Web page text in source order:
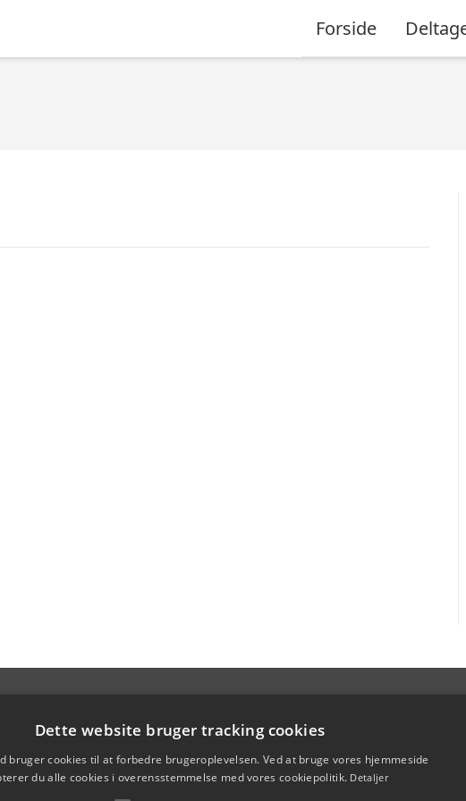
Forside
Dette website bruger tracking cookies
bruger cookies til at forbedre brugeroplevelsen. Ved at bruge vores hjemmeside
du alle cookies i overensstemmelse med vores cookiepolitik. Detaljer